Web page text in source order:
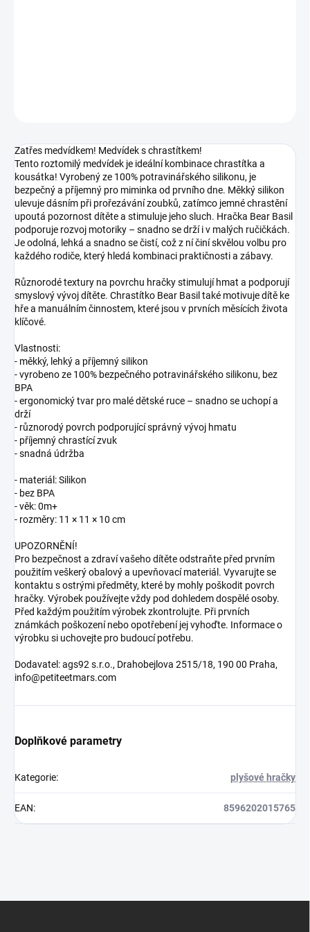
Zatřes medvídkem! Medvídek s chrastítkem!
Tento roztomilý medvídek je ideální kombinace chrastítka a
kousátka! Vyrobený ze 100% potravinářského silikonu, je
bezpečný a příjemný pro miminka od prvního dne. Měkký silikon
ulevuje dásním při prořezávání zoubků, zatímco jemné chrastění
upoutá pozornost dítěte a stimuluje jeho sluch. Hračka Bear Basil
podporuje rozvoj motoriky – snadno se drží i v malých ručičkách.
Je odolná, lehká a snadno se čistí, což z ní činí skvělou volbu pro
každého rodiče, který hledá kombinaci praktičnosti a zábavy.
Různorodé textury na povrchu hračky stimulují hmat a podporují
smyslový vývoj dítěte. Chrastítko Bear Basil také motivuje dítě ke
hře a manuálním činnostem, které jsou v prvních měsících života
klíčové.
Vlastnosti:
- měkký, lehký a příjemný silikon
- vyrobeno ze 100% bezpečného potravinářského silikonu, bez
BPA
- ergonomický tvar pro malé dětské ruce – snadno se uchopí a
drží
- různorodý povrch podporující správný vývoj hmatu
- příjemný chrastící zvuk
- snadná údržba
- materiál: Silikon
- bez BPA
- věk: 0m+
- rozměry: 11 × 11 × 10 cm
UPOZORNĚNÍ!
Pro bezpečnost a zdraví vašeho dítěte odstraňte před prvním
použitím veškerý obalový a upevňovací materiál. Vyvarujte se
kontaktu s ostrými předměty, které by mohly poškodit povrch
hračky. Výrobek používejte vždy pod dohledem dospělé osoby.
Před každým použitím výrobek zkontrolujte. Při prvních
známkách poškození nebo opotřebení jej vyhoďte. Informace o
výrobku si uchovejte pro budoucí potřebu.
Dodavatel: ags92 s.r.o., Drahobejlova 2515/18, 190 00 Praha,
info@petiteetmars.com
Doplňkové parametry
Kategorie: plyšové hračky
EAN: 8596202015765